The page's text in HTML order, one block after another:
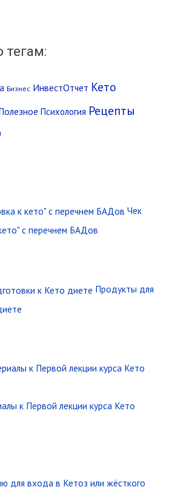
тегам:
Бизнес ИнвестОтчет Кето
Психология Рецепты
Чек
с перечнем БАДов
Продукты для
к Первой лекции курса Кето